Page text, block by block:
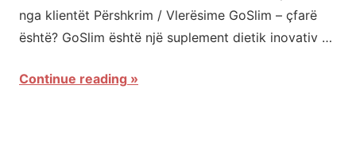
nga klientët Përshkrim / Vlerësime GoSlim – çfarë
është? GoSlim është një suplement dietik inovativ …
Continue reading